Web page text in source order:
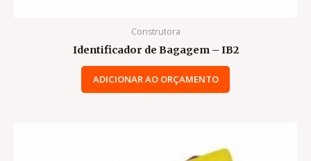
Construtora
Identificador de Bagagem – IB2
ADICIONAR AO ORÇAMENTO